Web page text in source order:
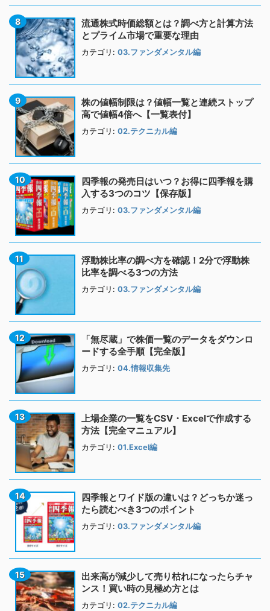
流通株式時価総額とは？調べ方と計算方法
とプライム市場で重要な理由
カテゴリ: 03.ファンダメンタル編
株の値幅制限は？値幅一覧と連続ストップ
高で値幅4倍へ【一覧表付】
カテゴリ: 02.テクニカル編
四季報の発売日はいつ？お得に四季報を購
入する3つのコツ【保存版】
カテゴリ: 03.ファンダメンタル編
浮動株比率の調べ方を確認！2分で浮動株
比率を調べる3つの方法
カテゴリ: 03.ファンダメンタル編
「無尽蔵」で株価一覧のデータをダウンロ
ードする全手順【完全版】
カテゴリ: 04.情報収集先
上場企業の一覧をCSV・Excelで作成する
方法【完全マニュアル】
カテゴリ: 01.Excel編
四季報とワイド版の違いは？どっちか迷っ
たら読むべき3つのポイント
カテゴリ: 03.ファンダメンタル編
出来高が減少して売り枯れになったらチャ
ンス！買い時の見極め方とは
カテゴリ: 02.テクニカル編